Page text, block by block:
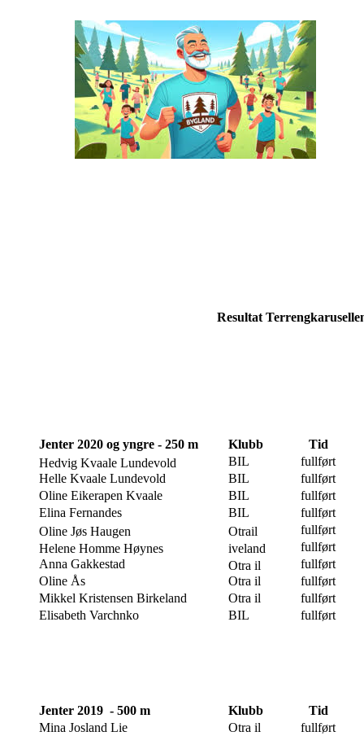
Resultat
Jenter 2020 og yngre - 250 m Klubb
Tid
Hedvig Kvaale Lundevold
BIL
fullført
Helle Kvaale Lundevold
BIL
fullført
Oline Eikerapen Kvaale
BIL
fullført
Elina Fernandes
BIL
fullført
Oline Jøs Haugen
Otrail
fullført
Helene Homme Høynes
iveland
fullført
Anna Gakkestad
Otra il
fullført
Oline Ås
Otra il
fullført
Mikkel Kristensen Birkeland
Otra il
fullført
Elisabeth Varchnko
BIL fullført
Jenter 2019 - 500 m Klubb
Tid
Mina Josland Lie
Otra il
fullført